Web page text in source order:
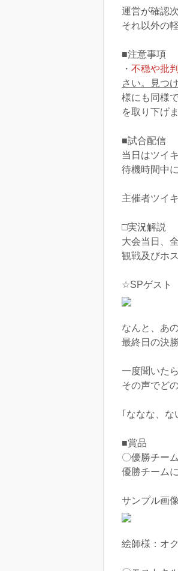
運営が確認
それ以外の
■注意事項
・ 不穏や批
さい。見つ
様にも同様
を取り下げ
■試合配信
当日はツイ
待機時間中
主催者ツイ
□実況解説
大会当日、
観戦及びホ
☆SPゲスト
なんと、あ
最終日の決
一度聞いた
その声でど
｢ななな、な
■賞品
〇優勝チーム
優勝チーム
サンプル画像
絵師様：オ